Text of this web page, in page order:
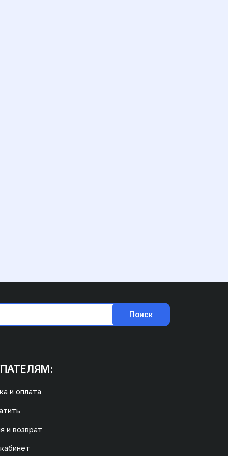
Поиск
и оплата
и возврат